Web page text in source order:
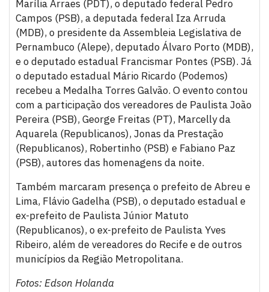
Marília Arraes (PDT), o deputado federal Pedro
Campos (PSB), a deputada federal Iza Arruda
(MDB), o presidente da Assembleia Legislativa de
Pernambuco (Alepe), deputado Álvaro Porto (MDB),
e o deputado estadual Francismar Pontes (PSB). Já
o deputado estadual Mário Ricardo (Podemos)
recebeu a Medalha Torres Galvão. O evento contou
com a participação dos vereadores de Paulista João
Pereira (PSB), George Freitas (PT), Marcelly da
Aquarela (Republicanos), Jonas da Prestação
(Republicanos), Robertinho (PSB) e Fabiano Paz
(PSB), autores das homenagens da noite.
Também marcaram presença o prefeito de Abreu e
Lima, Flávio Gadelha (PSB), o deputado estadual e
ex-prefeito de Paulista Júnior Matuto
(Republicanos), o ex-prefeito de Paulista Yves
Ribeiro, além de vereadores do Recife e de outros
municípios da Região Metropolitana.
Fotos: Edson Holanda